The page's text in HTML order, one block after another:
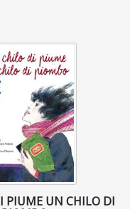
PIUME UN CHILO DI